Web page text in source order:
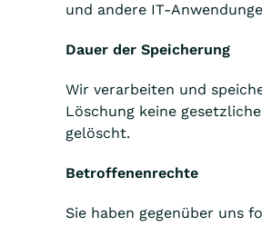
und andere IT-
Dauer der Speicherung
Wir verarbeiten und
Löschung keine
gelöscht.
Betroffenenrechte
Sie haben gegenüber uns